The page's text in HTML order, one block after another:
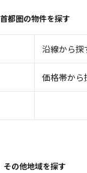
首都圏の物件を探す
沿線から探
価格帯から
その他地域を探す